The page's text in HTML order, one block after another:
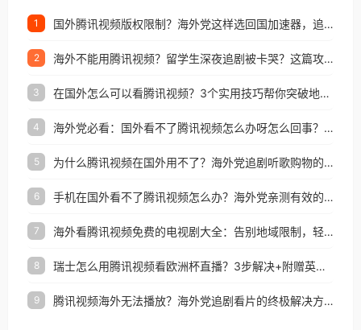
1 国外腾讯视频版权限制？海外党这样选回国加速器，追剧听歌办事全搞定
2 海外不能用腾讯视频？留学生深夜追剧被卡哭？这篇攻略帮你一键回国看剧听歌
3 在国外怎么可以看腾讯视频？3个实用技巧帮你突破地域限制（附避坑指南）
4 海外党必看：国外看不了腾讯视频怎么办呀怎么回事？3步解决地区限制
5 为什么腾讯视频在国外用不了？海外党追剧听歌购物的终极解决方案
6 手机在国外看不了腾讯视频怎么办？海外党亲测有效的追剧自由指南
7 海外看腾讯视频免费的电视剧大全：告别地域限制，轻松追剧的实用指南
8 瑞士怎么用腾讯视频看欧洲杯直播？3步解决+附赠英国多米音乐爱奇艺省钱攻略
9 腾讯视频海外无法播放？海外党追剧看片的终极解决方案来了